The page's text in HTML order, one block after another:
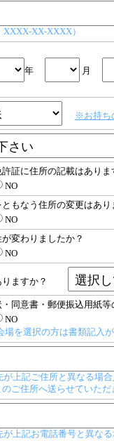
XX-XXXX）
年 月
※お持ち
証に住所の記載はありま
NO
もなう住所の変更はあり
NO
変わりましたか？
NO
りますか？
同意書・郵便振込用紙
NO
を選択の方は書類記入
上記ご住所と異なる場
ご住所へ送らせていただ
上記お電話番号と異な